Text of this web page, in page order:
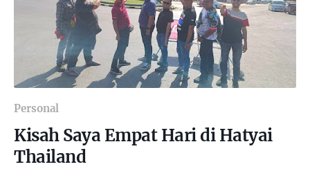
Personal
Kisah Saya Empat Hari di Hatyai
Thailand